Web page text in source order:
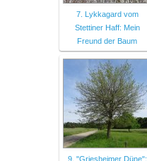
7. Lykkagard vom
Stettiner Haff: Mein
Freund der Baum
9. "Griesheimer Düne":